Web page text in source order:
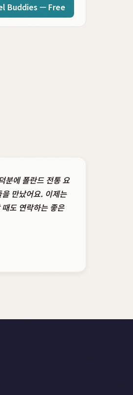
Buddies — Free
분에 폴란드 전통 요
만났어요. 이제는
도 연락하는 좋은